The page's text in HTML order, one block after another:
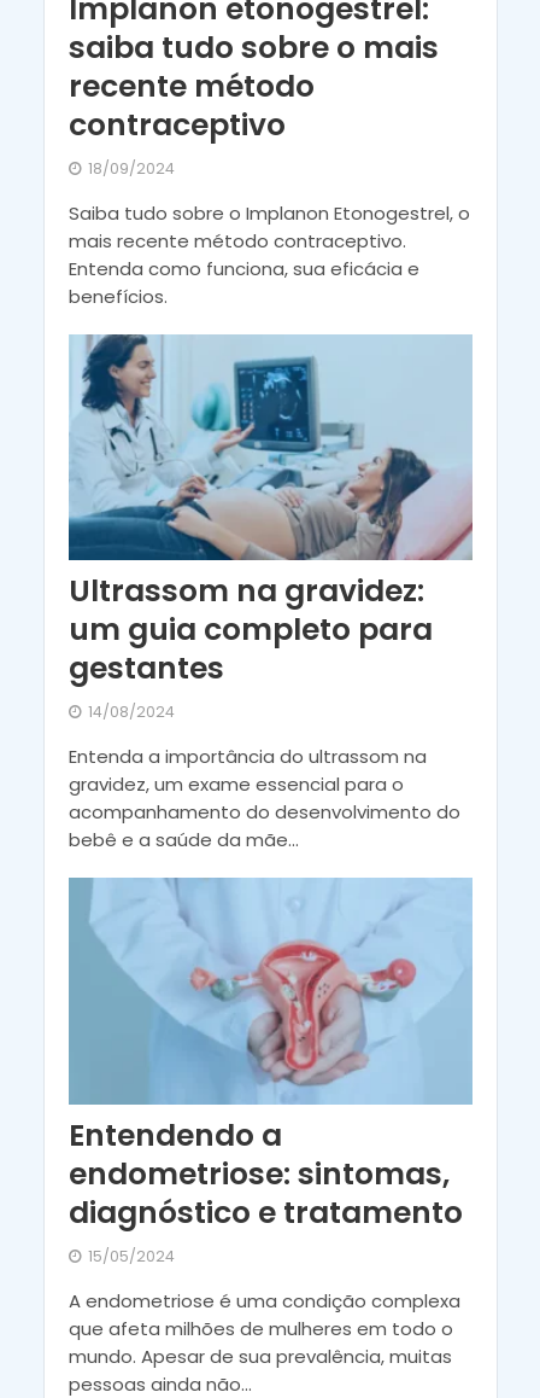
Implanon etonogestrel:
saiba tudo sobre o mais
recente método
contraceptivo
18/09/2024
Saiba tudo sobre o Implanon Etonogestrel, o
mais recente método contraceptivo.
Entenda como funciona, sua eficácia e
benefícios.
Ultrassom na gravidez:
um guia completo para
gestantes
14/08/2024
Entenda a importância do ultrassom na
gravidez, um exame essencial para o
acompanhamento do desenvolvimento do
bebê e a saúde da mãe...
Entendendo a
endometriose: sintomas,
diagnóstico e tratamento
15/05/2024
A endometriose é uma condição complexa
que afeta milhões de mulheres em todo o
mundo. Apesar de sua prevalência, muitas
pessoas ainda não...